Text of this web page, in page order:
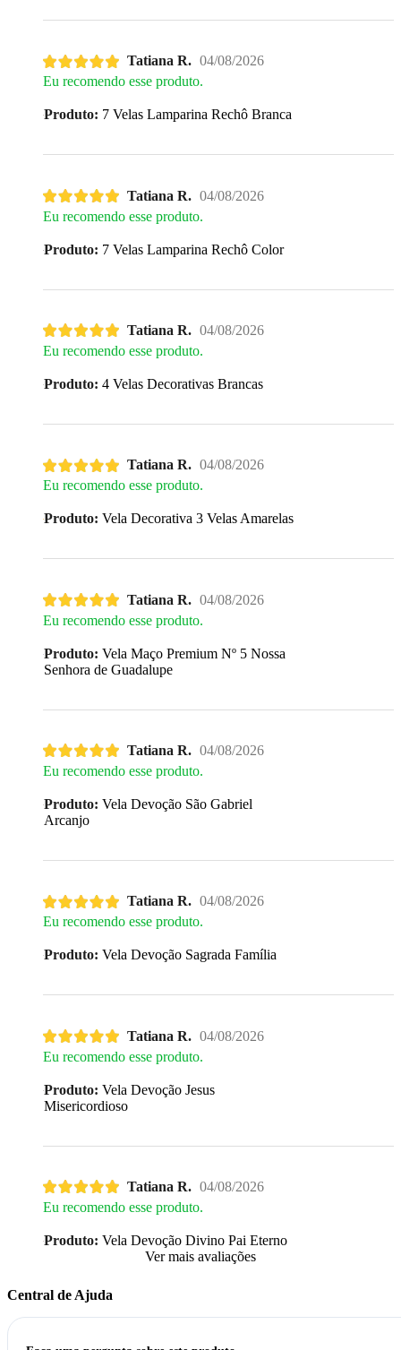
Tatiana R. 04/08/2026
Eu recomendo esse produto.
Produto: 7 Velas Lamparina Rechô Branca
Tatiana R. 04/08/2026
Eu recomendo esse produto.
Produto: 7 Velas Lamparina Rechô Color
Tatiana R. 04/08/2026
Eu recomendo esse produto.
Produto: 4 Velas Decorativas Brancas
Tatiana R. 04/08/2026
Eu recomendo esse produto.
Produto: Vela Decorativa 3 Velas Amarelas
Tatiana R. 04/08/2026
Eu recomendo esse produto.
Produto: Vela Maço Premium Nº 5 Nossa
Senhora de Guadalupe
Tatiana R. 04/08/2026
Eu recomendo esse produto.
Produto: Vela Devoção São Gabriel
Arcanjo
Tatiana R. 04/08/2026
Eu recomendo esse produto.
Produto: Vela Devoção Sagrada Família
Tatiana R. 04/08/2026
Eu recomendo esse produto.
Produto: Vela Devoção Jesus
Misericordioso
Tatiana R. 04/08/2026
Eu recomendo esse produto.
Produto: Vela Devoção Divino Pai Eterno
Ver mais avaliações
Central de Ajuda